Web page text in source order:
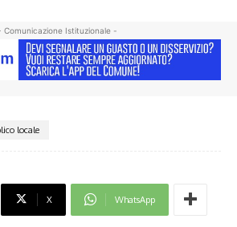
Comunicazione Istituzionale -
locale
X WhatsApp